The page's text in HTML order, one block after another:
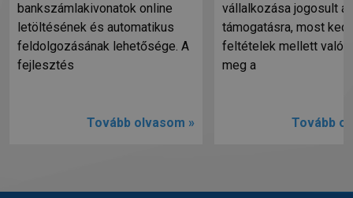
bankszámlakivonatok online
letöltésének és automatikus
feldolgozásának lehetősége. A
fejlesztés
Tovább olvasom »
vállalkozása jogosult
támogatásra, most
feltételek mellett
meg a
Tovább